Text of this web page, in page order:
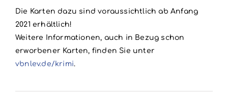
Die Karten dazu sind voraussichtlich ab Anfang
2021 erhältlich!
Weitere Informationen, auch in Bezug schon
erworbener Karten, finden Sie unter
vbnlev.de/krimi.